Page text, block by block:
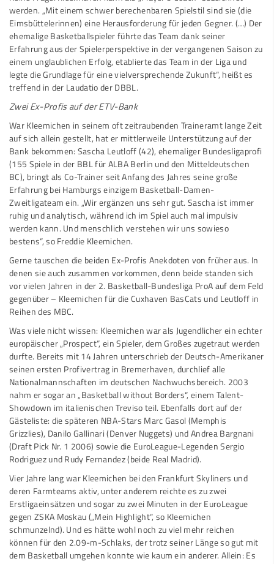
werden. „Mit einem schwer berechenbaren Spielstil sind sie (die
Eimsbüttelerinnen) eine Herausforderung für jeden Gegner. (…) Der
ehemalige Basketballspieler führte das Team dank seiner
Erfahrung aus der Spielerperspektive in der vergangenen Saison zu
einem unglaublichen Erfolg, etablierte das Team in der Liga und
legte die Grundlage für eine vielversprechende Zukunft“, heißt es
treffend in der Laudatio der DBBL.
Zwei Ex-Profis auf der ETV-Bank
War Kleemichen in seinem oft zeitraubenden Traineramt lange Zeit
auf sich allein gestellt, hat er mittlerweile Unterstützung auf der
Bank bekommen: Sascha Leutloff (42), ehemaliger Bundesligaprofi
(155 Spiele in der BBL für ALBA Berlin und den Mitteldeutschen
BC), bringt als Co-Trainer seit Anfang des Jahres seine große
Erfahrung bei Hamburgs einzigem Basketball-Damen-
Zweitligateam ein. „Wir ergänzen uns sehr gut. Sascha ist immer
ruhig und analytisch, während ich im Spiel auch mal impulsiv
werden kann. Und menschlich verstehen wir uns sowieso
bestens“, so Freddie Kleemichen.
Gerne tauschen die beiden Ex-Profis Anekdoten von früher aus. In
denen sie auch zusammen vorkommen, denn beide standen sich
vor vielen Jahren in der 2. Basketball-Bundesliga ProA auf dem Feld
gegenüber – Kleemichen für die Cuxhaven BasCats und Leutloff in
Reihen des MBC.
Was viele nicht wissen: Kleemichen war als Jugendlicher ein echter
europäischer „Prospect“, ein Spieler, dem Großes zugetraut werden
durfte. Bereits mit 14 Jahren unterschrieb der Deutsch-Amerikaner
seinen ersten Profivertrag in Bremerhaven, durchlief alle
Nationalmannschaften im deutschen Nachwuchsbereich. 2003
nahm er sogar an „Basketball without Borders“, einem Talent-
Showdown im italienischen Treviso teil. Ebenfalls dort auf der
Gästeliste: die späteren NBA-Stars Marc Gasol (Memphis
Grizzlies), Danilo Gallinari (Denver Nuggets) und Andrea Bargnani
(Draft Pick Nr. 1 2006) sowie die EuroLeague-Legenden Sergio
Rodriguez und Rudy Fernandez (beide Real Madrid).
Vier Jahre lang war Kleemichen bei den Frankfurt Skyliners und
deren Farmteams aktiv, unter anderem reichte es zu zwei
Erstligaeinsätzen und sogar zu zwei Minuten in der EuroLeague
gegen ZSKA Moskau („Mein Highlight“, so Kleemichen
schmunzelnd). Und es hätte wohl noch zu viel mehr reichen
können für den 2.09-m-Schlaks, der trotz seiner Länge so gut mit
dem Basketball umgehen konnte wie kaum ein anderer. Allein: Es